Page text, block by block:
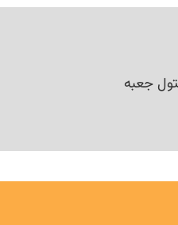
جعبه